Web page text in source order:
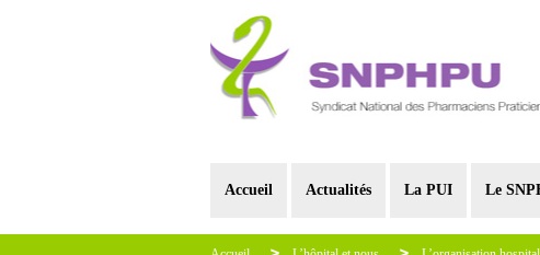
Accueil Actualités La PUI Le